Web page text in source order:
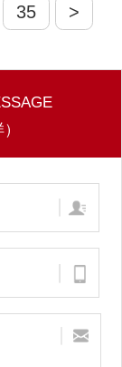
35 >